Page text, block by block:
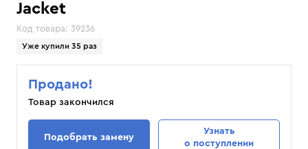
Jacket
Код товара: 39236
Уже купили 35 раз
Продано!
Товар закончился
Подобрать замену
Узнать
о поступлении